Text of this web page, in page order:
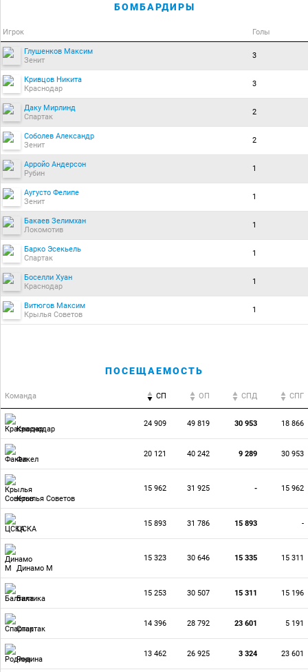
БОМБАРДИРЫ
Игрок Голы
Глушенков Максим
Зенит
3
Кривцов Никита
Краснодар
3
Даку Мирлинд
Спартак
2
Соболев Александр
Зенит
2
Арройо Андерсон
Рубин
1
Аугусто Фелипе
Зенит
1
Бакаев Зелимхан
Локомотив
1
Барко Эсекьель
Спартак
1
Боселли Хуан
Краснодар
1
Витюгов Максим
Крылья Советов
1
ПОСЕЩАЕМОСТЬ
Команда СП ОП CПД CПГ
Краснодар
24 909 49 819 30 953 18 866
Факел
20 121 40 242 9 289 30 953
Крылья Советов
15 962 31 925 - 15 962
ЦСКА
15 893 31 786 15 893 -
Динамо М
15 323 30 646 15 335 15 311
Балтика
15 253 30 507 15 311 15 196
Спартак
14 396 28 792 23 601 5 191
Родина
13 462 26 925 3 324 23 601